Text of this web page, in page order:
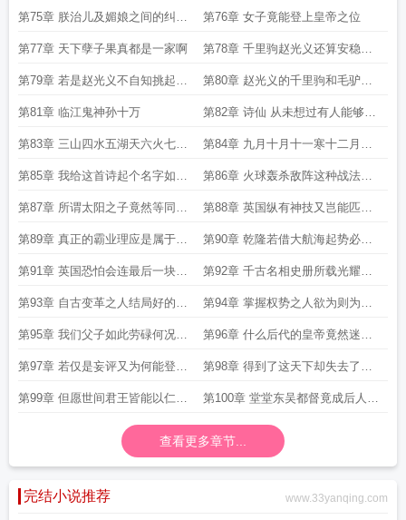
儿来 背叛了我的信任
第75章 朕治儿及媚娘之间的纠葛
岂非为大唐之乱开了先河
第76章 女子竟能登上皇帝之位
第77章 天下孽子果真都是一家啊 第78章 千里驹赵光义还算安稳一
切都能应对
第79章 若是赵光义不自知挑起这
一切恐怕他早就没有了活路
第80章 赵光义的千里驹和毛驴漂
移大师
第81章 临江鬼神孙十万 第82章 诗仙 从未想过有人能够在
一生之中写下五万多首诗
第83章 三山四水五湖天六火七风
八海远
第84章 九月十月十一寒十二月里
雪漫天
第85章 我给这首诗起个名字如何
在三秒内让大家笑疯
第86章 火球轰杀敌阵这种战法前
所未见啊
第87章 所谓太阳之子竟然等同于
天道的宠儿
第88章 英国纵有神技又岂能匹敌
我大唐盛世
第89章 真正的霸业理应是属于他
们大明才行
第90章 乾隆若借大航海起势必为
后世所颂称之明君
第91章 英国恐怕会连最后一块遮
羞布也会被剥夺一空
第92章 千古名相史册所载光耀千
秋
第93章 自古变革之人结局好的都
是少数啊
第94章 掌握权势之人欲为则为无
所忌惮此其人间悲哀
第95章 我们父子如此劳碌何况是
后来的帝王呢
第96章 什么后代的皇帝竟然迷上
了长生不老
第97章 若仅是妄评又为何能登上
天幕传扬天下
第98章 得到了这天下却失去了所
有亲近之人
第99章 但愿世间君王皆能以仁德 第100章 堂堂东吴都督竟成后人取
乐之料这简直荒唐至极
查看更多章节...
完结小说推荐 www.33yanqing.com